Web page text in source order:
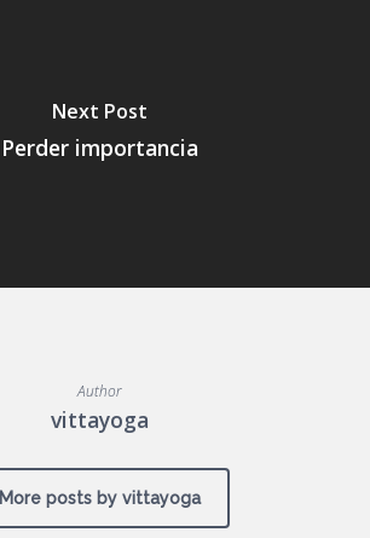
Next Post
Perder importancia
Author
vittayoga
More posts by vittayoga